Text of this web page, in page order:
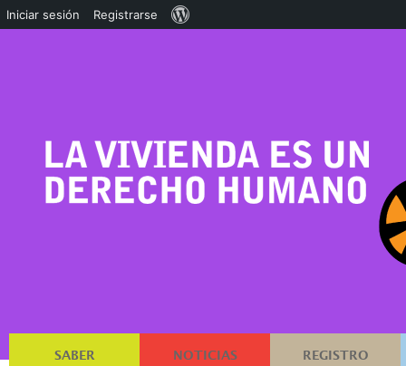
SABER NOTICIAS REGISTRO
Iniciar sesión Registrarse